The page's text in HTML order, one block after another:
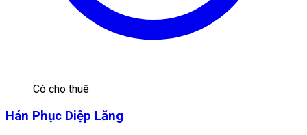
Có cho thuê
Hán Phục Diệp Lăng